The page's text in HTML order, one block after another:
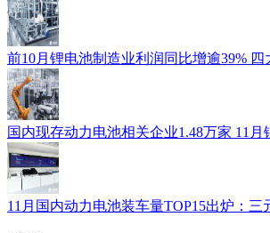
前10月锂电池制造业利润同比增逾39% 四
国内现存动力电池相关企业1.48万家 11月
11月国内动力电池装车量TOP15出炉：三